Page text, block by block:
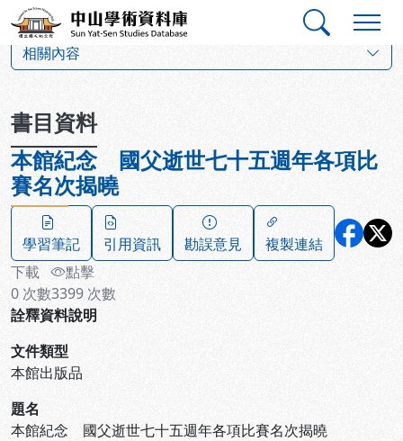
跳到主要內容
中山學術資料庫
相關內容
書目資料
本館紀念 國父逝世七十五週年各項比
賽名次揭曉
學習筆記 引用資訊 勘誤意見
複製連結
下載
0 次數
點擊
3399 次數
詮釋資料說明
文件類型
本館出版品
題名
本館紀念 國父逝世七十五週年各項比賽名次揭曉